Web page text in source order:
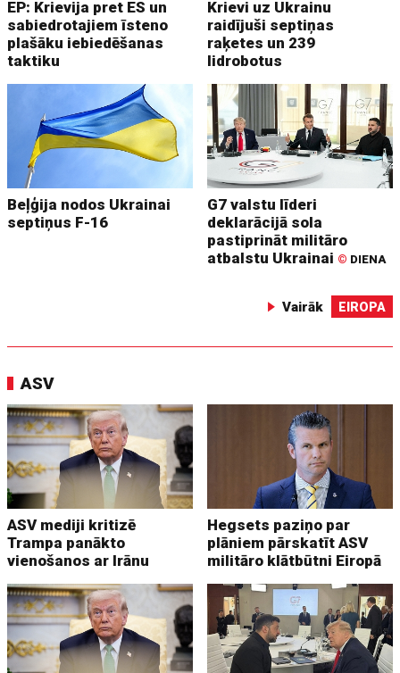
EP: Krievija pret ES un
sabiedrotajiem īsteno
plašāku iebiedēšanas
taktiku
Krievi uz Ukrainu
raidījuši septiņas
raķetes un 239
lidrobotus
Beļģija nodos Ukrainai
septiņus F-16
G7 valstu līderi
deklarācijā sola
pastiprināt militāro
atbalstu Ukrainai © DIENA
Vairāk EIROPA
ASV
ASV mediji kritizē
Trampa panākto
vienošanos ar Irānu
Hegsets paziņo par
plāniem pārskatīt ASV
militāro klātbūtni Eiropā